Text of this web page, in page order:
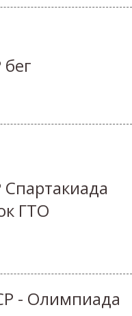
ГТО
- Олимпиада